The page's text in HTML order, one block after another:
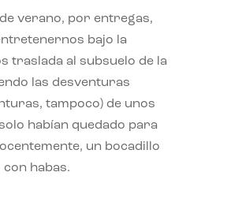
verano, por entregas,
bajo la
traslada al subsuelo de la
las desventuras
tampoco) de unos
habían quedado para
un bocadillo
habas.